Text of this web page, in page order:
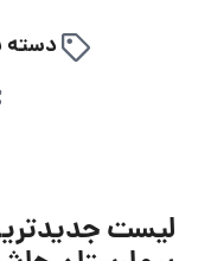
دسته
لیست